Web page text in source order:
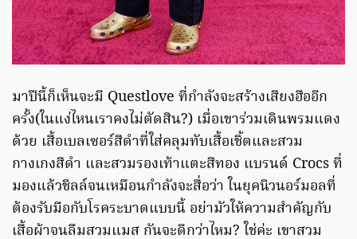
มาปีนี้ก็เห็นจะมี Questlove ที่กำลังจะสร้างเสียงฮืออีก
ครั้ง(ในแง่ไหนเราคงไม่ตัดสิน?) เมื่อเขาร่วมเดินพรมแดง
ด้วย เสื้อเบลเซอร์สีดำที่ใส่คลุมทับเสื้อเชิ้ตและสวม
กางเกงสีดำ และสวมรองเท้าแตะสีทอง แบรนด์ Crocs ที่
มองแล้วชิลล์จนเหมือนกำลังจะสื่อว่า ในยุคนิวนอร์มอลที่
ต้องรับมือกับโรคระบาดแบบนี้ อย่ามัวให้ความสำคัญกับ
เสื้อผ้าจนลืมสวมแมส กันจะดีกว่าไหม? ใช่ค่ะ เขาสวม